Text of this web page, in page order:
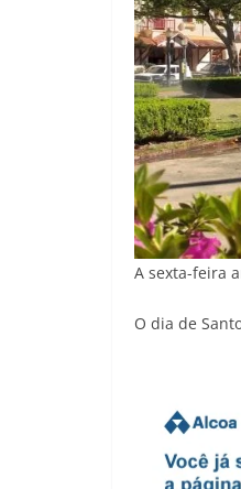
A sexta-feira
O dia de